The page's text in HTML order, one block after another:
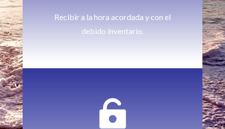
Recibir a la hora acordada y con el
debido inventario.
